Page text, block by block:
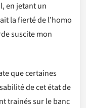
en jetant un
la fierté de l’homo
suscite mon
que certaines
de cet état de
trainés sur le banc